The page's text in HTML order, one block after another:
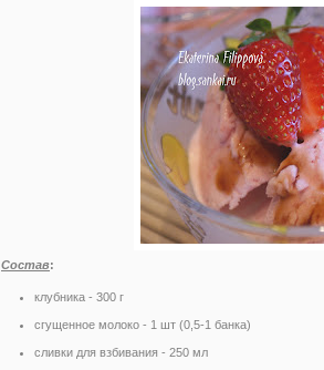
Состав:
клубника - 300 г
сгущенное молоко - 1 шт (0,5-1 банка)
сливки для взбивания - 250 мл